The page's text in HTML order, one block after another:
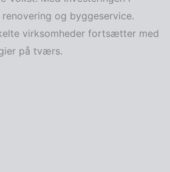
og byggeservice.
virksomheder fortsætter med
på tværs.